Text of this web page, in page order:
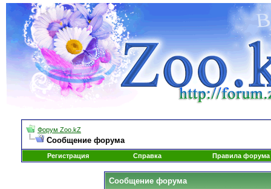
Форум Zoo.kZ
Сообщение форума
Регистрация Справка Правила форума
Сообщение форума